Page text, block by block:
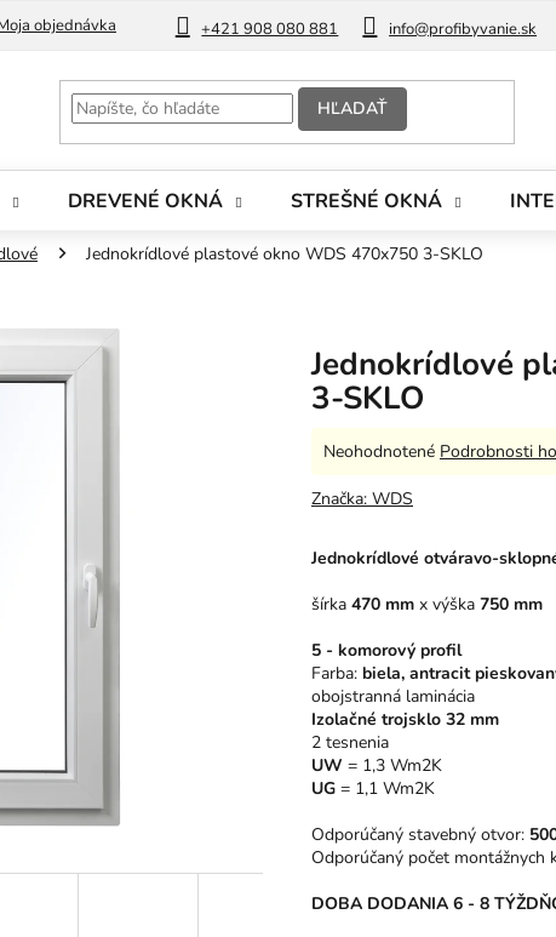
+421 908 080 881 info@profibyvanie.sk
objednávka Blog
HĽADAŤ
DREVENÉ OKNÁ STREŠNÉ OKNÁ
Jednokrídlové plastové okno WDS 470x750 3-SKLO
Jednokrídlové
3-SKLO
Jednokrídlové otváravo-
šírka 470 mm x výška 750 mm
5 - komorový profil
Farba: biela, antracit
obojstranná laminácia
Izolačné trojsklo 32 mm
2 tesnenia
UW = 1,3 Wm2K
UG = 1,1 Wm2K
Odporúčaný stavebný otvor:
Odporúčaný počet montážnych
DOBA DODANIA 6 - 8
Priemerné
produktu
z
hviezdičiek.
Neohodnotené Podrobnosti
Značka: WDS